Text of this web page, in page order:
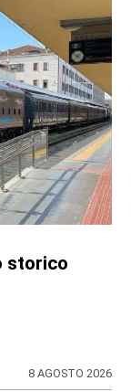
storico
8 AGOSTO 2026